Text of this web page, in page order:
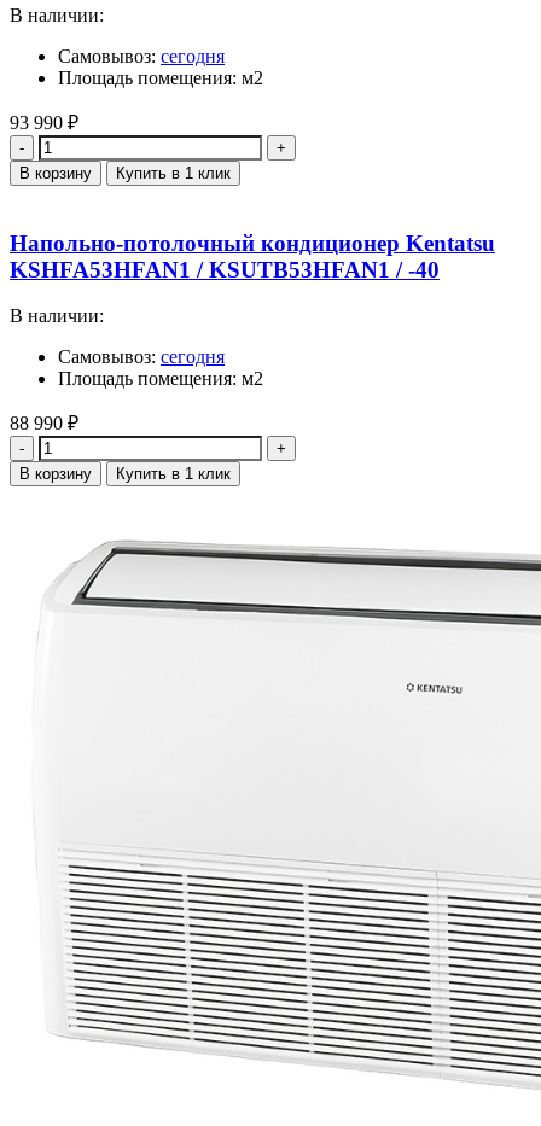
В наличии:
Самовывоз: сегодня
Площадь помещения: м2
93 990 ₽
Количество
В корзину Купить в 1 клик
Напольно-потолочный кондиционер Kentatsu
KSHFA53HFAN1 / KSUTB53HFAN1 / -40
В наличии:
Самовывоз: сегодня
Площадь помещения: м2
88 990 ₽
Количество
В корзину Купить в 1 клик